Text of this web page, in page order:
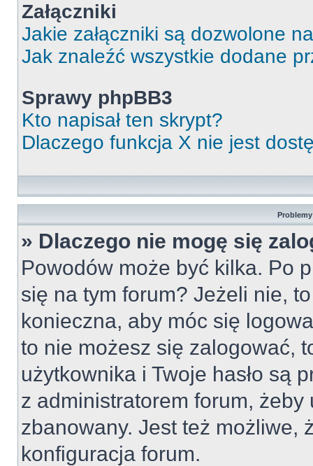
Załączniki
Jakie załączniki są dozwolone
Jak znaleźć wszystkie dodane
Sprawy phpBB3
Kto napisał ten skrypt?
Dlaczego funkcja X nie jest
» Dlaczego nie mogę się
Powodów może być kilka. Po
się na tym forum? Jeżeli nie,
konieczna, aby móc się
to nie możesz się zalogować,
użytkownika i Twoje hasło są
z administratorem forum, żeby
zbanowany. Jest też możliwe,
konfiguracja forum.